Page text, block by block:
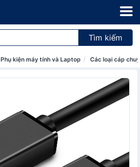
Tìm kiếm
Phụ kiện máy tính và Laptop Các loại cáp